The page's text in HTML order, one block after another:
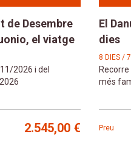
de Desembre
el viatge
2026 i del
2.545,00 €
El
dies
8 DIES /
més
Preu